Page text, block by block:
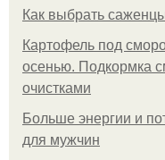
Как выбрать
Картофель под
осенью. Подкормка
очистками
Больше энергии и
для мужчин